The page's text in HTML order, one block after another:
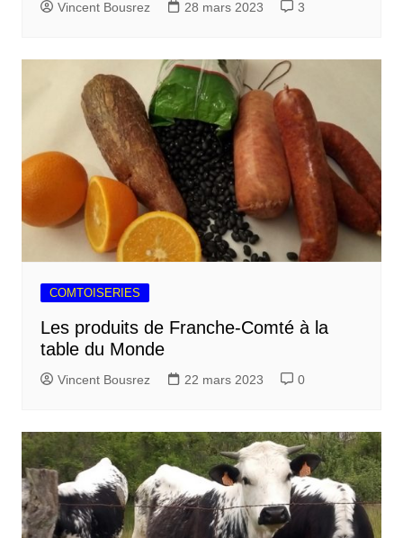
Vincent Bousrez 28 mars 2023 3
COMTOISERIES
Les produits de Franche-Comté à la
table du Monde
Vincent Bousrez 22 mars 2023 0